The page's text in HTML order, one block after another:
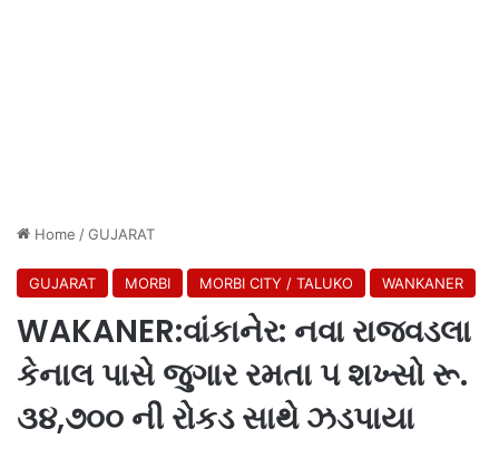
Home /GUJARAT
GUJARAT MORBI MORBI CITY / TALUKO WANKANER
WAKANER:વાંકાનેર: નવા રાજવડલા
કેનાલ પાસે જુગાર રમતા ૫ શખ્સો રૂ.
૩૪,૭૦૦ ની રોકડ સાથે ઝડપાયા